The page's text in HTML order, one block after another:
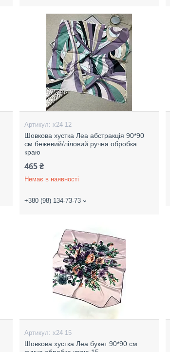
х24 12
Шовкова хустка Леа абстракція 90*90
см бежевий/ліловий ручна обробка
краю
465 ₴
Немає в наявності
+380 (98) 134-73-73
х24 15
Шовкова хустка Леа букет 90*90 см